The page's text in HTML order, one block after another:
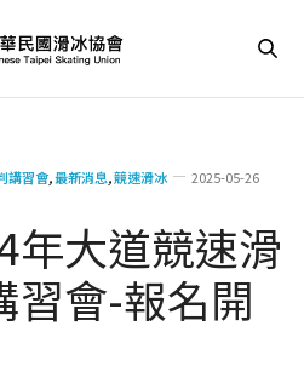
講習會,最新消息,競速滑冰 2025-05-26
年大道競速滑
習會-報名開